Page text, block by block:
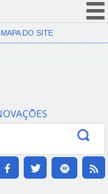
(COVID-19)
Canais
MAPA DO SITE